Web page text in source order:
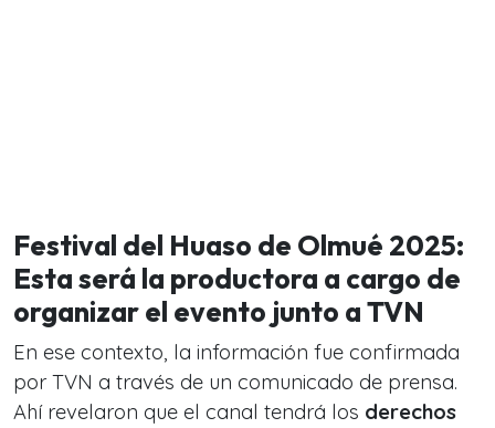
Festival del Huaso de Olmué 2025:
Esta será la productora a cargo de
organizar el evento junto a TVN
En ese contexto, la información fue confirmada
por TVN a través de un comunicado de prensa.
Ahí revelaron que el canal tendrá los derechos